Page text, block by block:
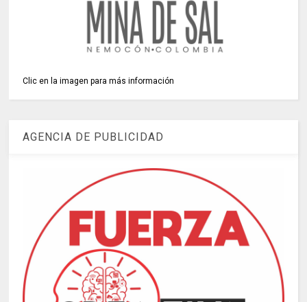
Clic en la imagen para más información
AGENCIA DE PUBLICIDAD